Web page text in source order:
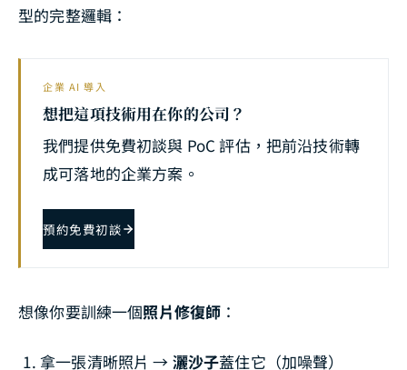
型的完整邏輯：
企業 AI 導入
想把這項技術用在你的公司？
我們提供免費初談與 PoC 評估，把前沿技術轉
成可落地的企業方案。
預約免費初談
想像你要訓練一個照片修復師 ：
拿一張清晰照片 → 灑沙子蓋住它（加噪聲）